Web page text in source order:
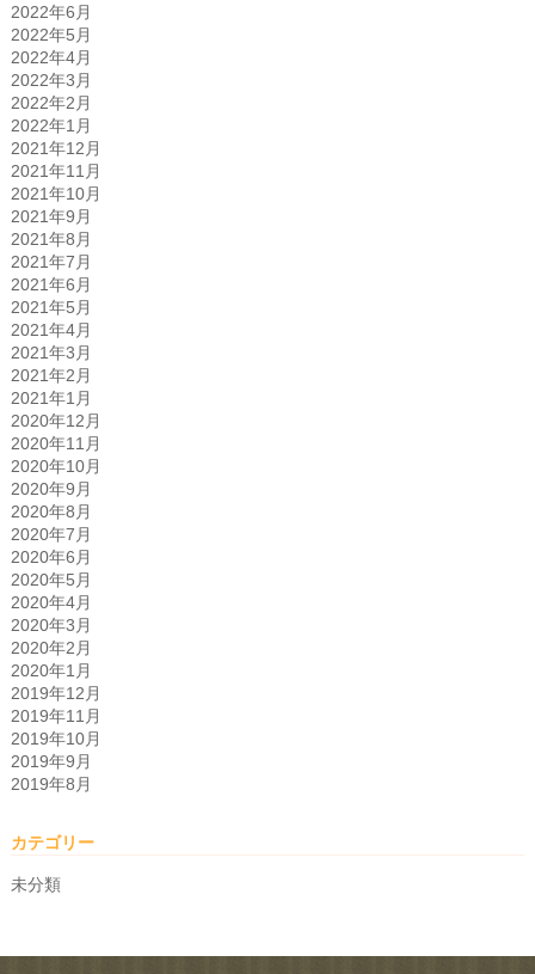
2022年6月
2022年5月
2022年4月
2022年3月
2022年2月
2022年1月
2021年12月
2021年11月
2021年10月
2021年9月
2021年8月
2021年7月
2021年6月
2021年5月
2021年4月
2021年3月
2021年2月
2021年1月
2020年12月
2020年11月
2020年10月
2020年9月
2020年8月
2020年7月
2020年6月
2020年5月
2020年4月
2020年3月
2020年2月
2020年1月
2019年12月
2019年11月
2019年10月
2019年9月
2019年8月
カテゴリー
未分類